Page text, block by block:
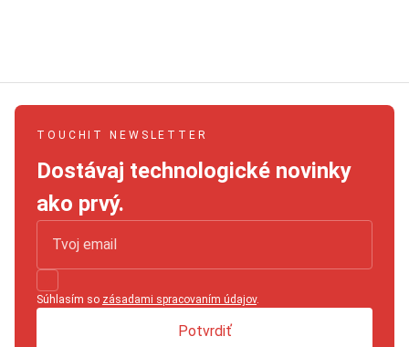
TOUCHIT NEWSLETTER
Dostávaj technologické novinky
ako prvý.
Súhlasím so zásadami spracovaním údajov.
Potvrdiť